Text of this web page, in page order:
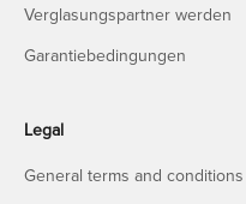
Verglasungspartner werden
Garantiebedingungen
Legal
General terms and conditions